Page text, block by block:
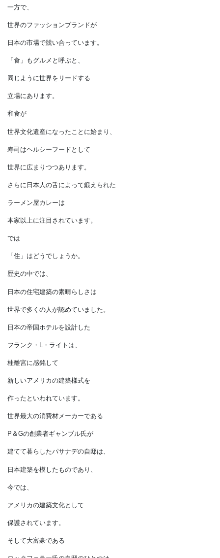
日本は衣食住に満ち足りた国であることは
日本は世界をリードする
立場にあります。
一方で、
世界のファッションブランドが
日本の市場で競い合っています。
「食」もグルメと呼ぶと、
世界文化遺産になったことに始まり、
寿司はヘルシーフードとして
世界に広まりつつあります。
さらに日本人の舌によって鍛えられた
ラーメン屋カレーは
本家以上に注目されています。
日本の住宅建築の素晴らしさは
世界で多くの人が認めていました。
日本の帝国ホテルを設計した
フランク・L・ライトは、
桂離宮に感銘して
新しいアメリカの建築様式を